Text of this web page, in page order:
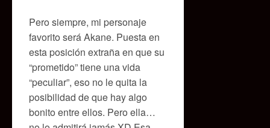
Pero siempre, mi personaje
favorito será Akane. Puesta en
esta posición extraña en que su
“prometido” tiene una vida
“peculiar”, eso no le quita la
posibilidad de que hay algo
bonito entre ellos. Pero ella…